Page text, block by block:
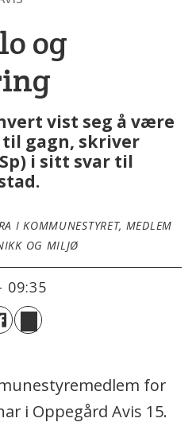
og
vist seg å være
gagn, skriver
i sitt svar til
I KOMMUNESTYRET, MEDLEM
OG MILJØ
09:35
for
i Oppegård Avis 15.